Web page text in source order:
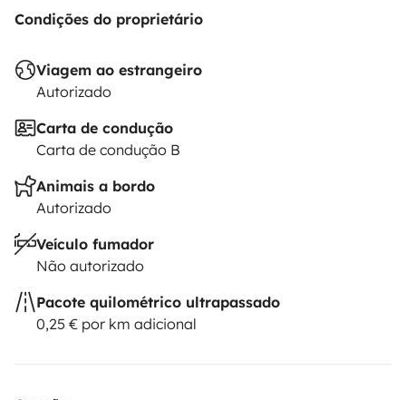
Condições do proprietário
Viagem ao estrangeiro
Autorizado
Carta de condução
Carta de condução B
Animais a bordo
Autorizado
Veículo fumador
Não autorizado
Pacote quilométrico ultrapassado
0,25 € por km adicional